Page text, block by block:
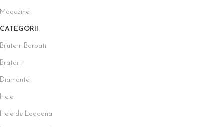
Magazine
CATEGORII
Bijuterii Barbati
Bratari
Diamante
Inele
Inele de Logodna